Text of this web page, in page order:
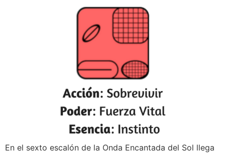
En el sexto escalón de la Onda Encantada del Sol llega